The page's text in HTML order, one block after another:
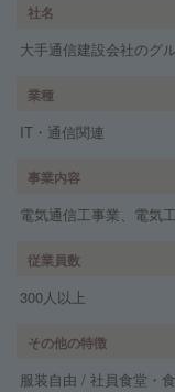
社名
大手通信建設会社のグ
業種
IT・通信関連
事業内容
電気通信工事業、電気
従業員数
300人以上
その他の特徴
服装自由 / 社員食堂・